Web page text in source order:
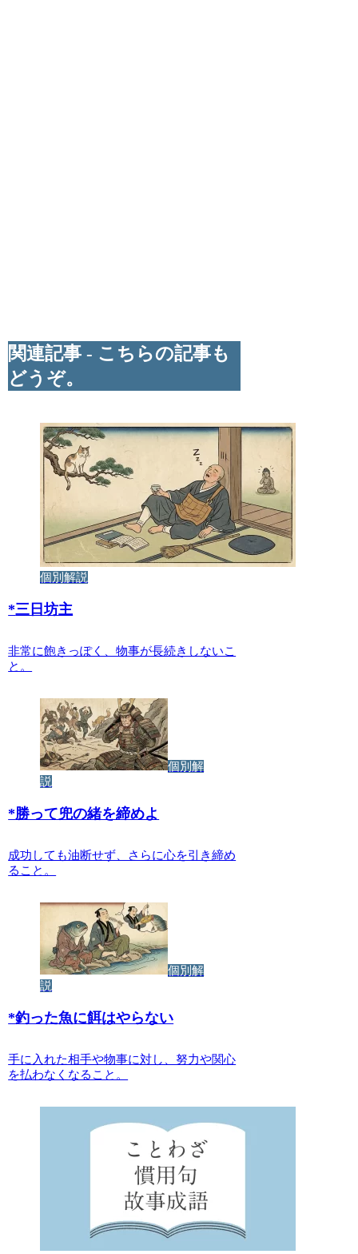
関連記事 - こちらの記事も
どうぞ。
個別解説
*三日坊主
非常に飽きっぽく、物事が長続きしないこ
と。
個別解
説
*勝って兜の緒を締めよ
成功しても油断せず、さらに心を引き締め
ること。
個別解
説
*釣った魚に餌はやらない
手に入れた相手や物事に対し、努力や関心
を払わなくなること。